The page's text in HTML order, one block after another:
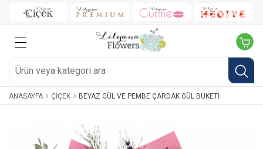
ANASAYFA ÇIÇEK BEYAZ GÜL VE PEMBE ÇARDAK GÜL BUKETI